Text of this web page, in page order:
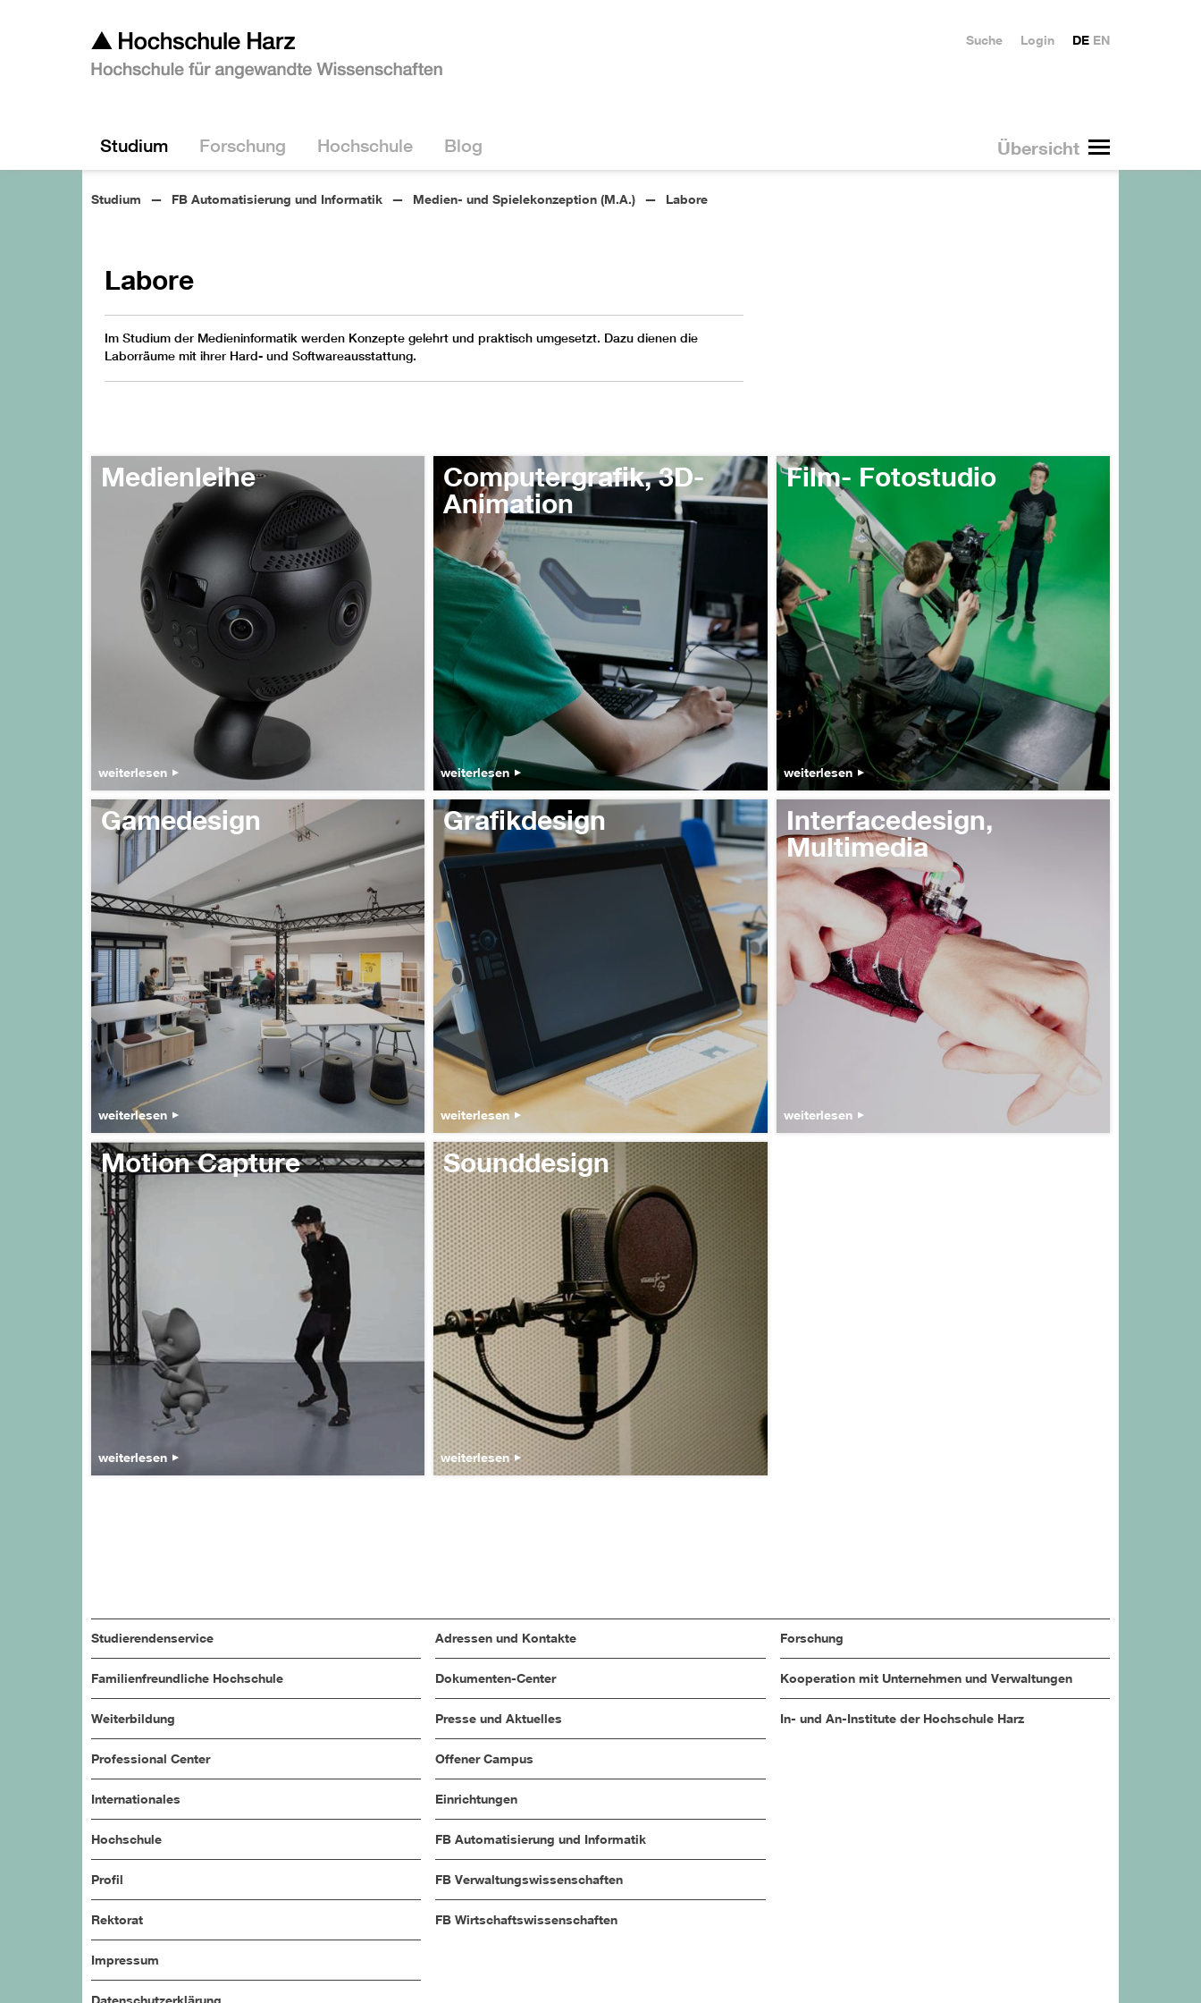
Übersicht
Studium Forschung Hochschule Blog
DE EN
Login
Suche
Studium FB Automatisierung und Informatik Medien- und Spielekonzeption (M.A.) Labore
Labore
Im Studium der Medieninformatik werden Konzepte gelehrt und praktisch umgesetzt. Dazu dienen die
Laborräume mit ihrer Hard- und Softwareausstattung.
Medienleihe
weiterlesen
Computergrafik, 3D-
Animation
weiterlesen
Film- Fotostudio
weiterlesen
Gamedesign
weiterlesen
Grafikdesign
weiterlesen
Interfacedesign,
Multimedia
weiterlesen
Motion Capture
weiterlesen
Sounddesign
weiterlesen
Studierendenservice
Familienfreundliche Hochschule
Weiterbildung
Professional Center
Internationales
Hochschule
Profil
Rektorat
Impressum
Adressen und Kontakte
Dokumenten-Center
Presse und Aktuelles
Offener Campus
Einrichtungen
FB Automatisierung und Informatik
FB Verwaltungswissenschaften
FB Wirtschaftswissenschaften
Forschung
Kooperation mit Unternehmen und Verwaltungen
In- und An-Institute der Hochschule Harz